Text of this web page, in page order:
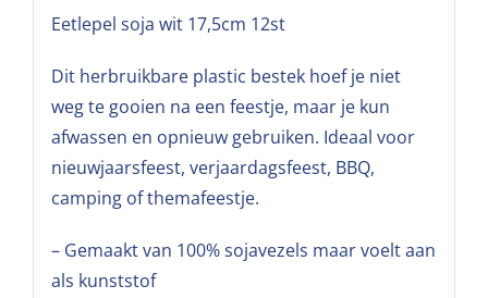
Eetlepel soja wit 17,5cm 12st
Dit herbruikbare plastic bestek hoef je niet
weg te gooien na een feestje, maar je kun
afwassen en opnieuw gebruiken. Ideaal voor
nieuwjaarsfeest, verjaardagsfeest, BBQ,
camping of themafeestje.
– Gemaakt van 100% sojavezels maar voelt aan
als kunststof